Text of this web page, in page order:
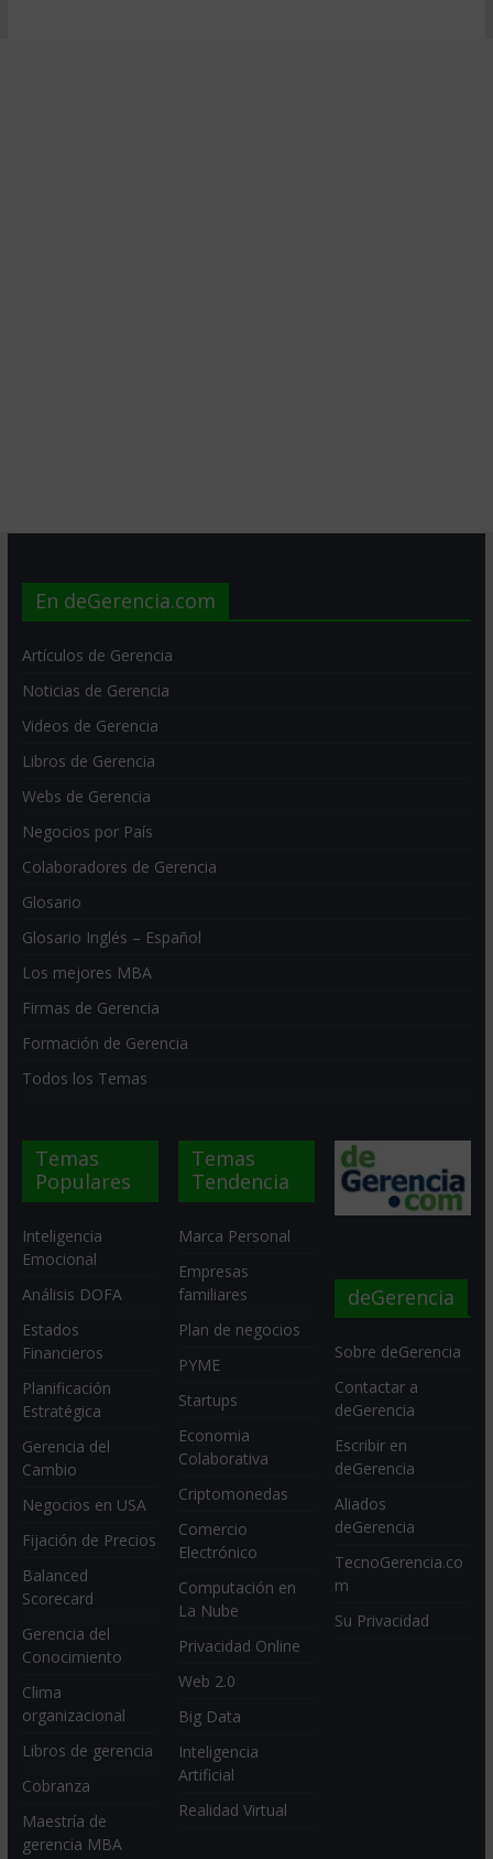
En deGerencia.com
Artículos de Gerencia
Noticias de Gerencia
Videos de Gerencia
Libros de Gerencia
Webs de Gerencia
Negocios por País
Colaboradores de Gerencia
Glosario
Glosario Inglés – Español
Los mejores MBA
Firmas de Gerencia
Formación de Gerencia
Todos los Temas
Temas
Populares
Inteligencia
Emocional
Análisis DOFA
Estados
Financieros
Planificación
Estratégica
Gerencia del
Cambio
Negocios en USA
Fijación de Precios
Balanced
Scorecard
Gerencia del
Conocimiento
Clima
organizacional
Libros de gerencia
Cobranza
Maestría de
gerencia MBA
Temas
Tendencia
Marca Personal
Empresas
familiares
Plan de negocios
PYME
Startups
Economia
Colaborativa
Criptomonedas
Comercio
Electrónico
Computación en
La Nube
Privacidad Online
Web 2.0
Big Data
Inteligencia
Artificial
Realidad Virtual
deGerencia
Sobre deGerencia
Contactar a
deGerencia
Escribir en
deGerencia
Aliados
deGerencia
TecnoGerencia.co
m
Su Privacidad